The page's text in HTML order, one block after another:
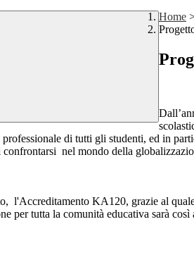
Home
di tutti gli studenti, ed in
nel mondo della
l'Accreditamento KA120, grazie al
tutta la comunità educativa sarà